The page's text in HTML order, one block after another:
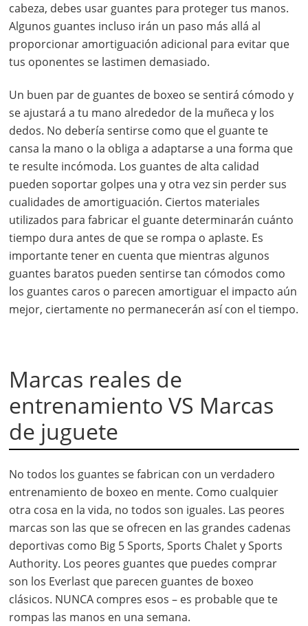
cabeza, debes usar guantes para proteger tus manos.
Algunos guantes incluso irán un paso más allá al
proporcionar amortiguación adicional para evitar que
tus oponentes se lastimen demasiado.
Un buen par de guantes de boxeo se sentirá cómodo y
se ajustará a tu mano alrededor de la muñeca y los
dedos. No debería sentirse como que el guante te
cansa la mano o la obliga a adaptarse a una forma que
te resulte incómoda. Los guantes de alta calidad
pueden soportar golpes una y otra vez sin perder sus
cualidades de amortiguación. Ciertos materiales
utilizados para fabricar el guante determinarán cuánto
tiempo dura antes de que se rompa o aplaste. Es
importante tener en cuenta que mientras algunos
guantes baratos pueden sentirse tan cómodos como
los guantes caros o parecen amortiguar el impacto aún
mejor, ciertamente no permanecerán así con el tiempo.
Marcas reales de
entrenamiento VS Marcas
de juguete
No todos los guantes se fabrican con un verdadero
entrenamiento de boxeo en mente. Como cualquier
otra cosa en la vida, no todos son iguales. Las peores
marcas son las que se ofrecen en las grandes cadenas
deportivas como Big 5 Sports, Sports Chalet y Sports
Authority. Los peores guantes que puedes comprar
son los Everlast que parecen guantes de boxeo
clásicos. NUNCA compres esos – es probable que te
rompas las manos en una semana.